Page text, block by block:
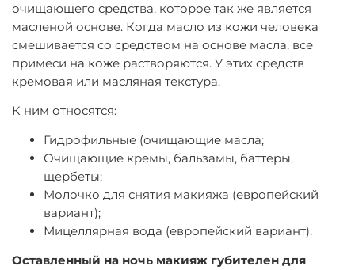
очищающего средства, которое так же является
масленой основе. Когда масло из кожи человека
смешивается со средством на основе масла, все
примеси на коже растворяются. У этих средств
кремовая или масляная текстура.
К ним относятся:
Гидрофильные (очищающие масла;
Очищающие кремы, бальзамы, баттеры,
щербеты;
Молочко для снятия макияжа (европейский
вариант);
Мицеллярная вода (европейский вариант).
Оставленный на ночь макияж губителен для